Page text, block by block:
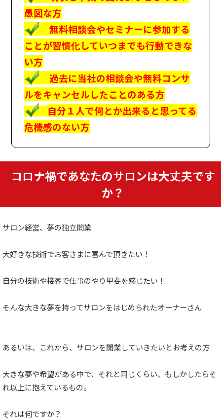
愚図な方
無料相談会やセミナーに参加する
ことが習慣化していつまでも行動できな
い方
過去に当社の相談会や無料コンサ
ルをキャンセルしたことのある方
自分１人で何とか出来ると思ってる
危機感のない方
コロナ禍であなたのサロンは大丈夫です
か？
サロン経営、夢の独立開業
大好きな技術でお客さまに喜んで頂きたい！
自分の技術や接客で仕事のやり甲斐を感じたい！
そんな大きな夢を持ってサロンをはじめられたオーナーさん
あるいは、これから、サロンを開業していきたいとお考えの方
大きな夢や希望がある中で、それと同じくらい、もしかしたらそ
れ以上に抱えているもの。
それは何ですか？